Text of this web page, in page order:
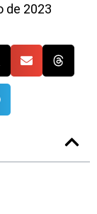
de 2023